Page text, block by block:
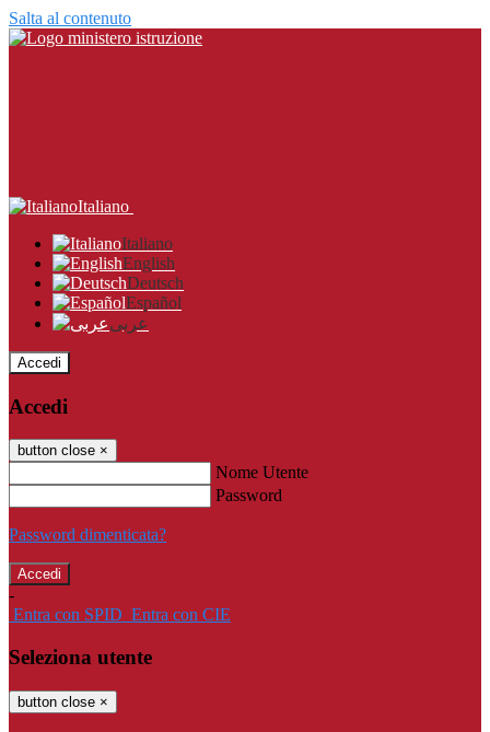
Salta al contenuto
Italiano
Italiano
English
Deutsch
Español
عربى
Accedi
Accedi
button close ×
Nome Utente
Password
Password dimenticata?
-
Entra con SPID Entra con CIE
Seleziona utente
button close ×